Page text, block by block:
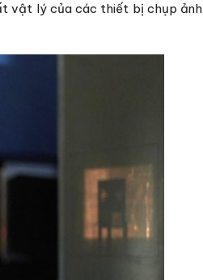
vật lý của các thiết bị chụp ảnh